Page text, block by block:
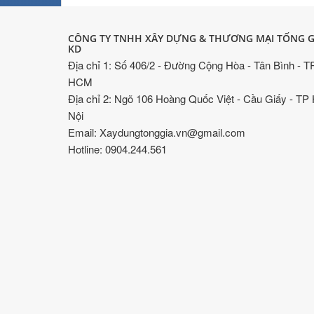
CÔNG TY TNHH XÂY DỰNG & THƯƠNG MẠI TỐNG
KD
Địa chỉ 1: Số 406/2 - Đường Cộng Hòa - Tân Bình -
HCM
Địa chỉ 2: Ngõ 106 Hoàng Quốc Việt - Cầu Giấy - TP
Nội
Email: Xaydungtonggia.vn@gmail.com
Hotline: 0904.244.561